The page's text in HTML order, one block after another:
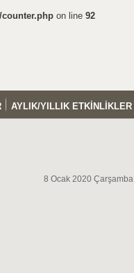
on line 92
AYLIK/YILLIK ETKİNLİKLER
8 Ocak 2020 Çarşamba